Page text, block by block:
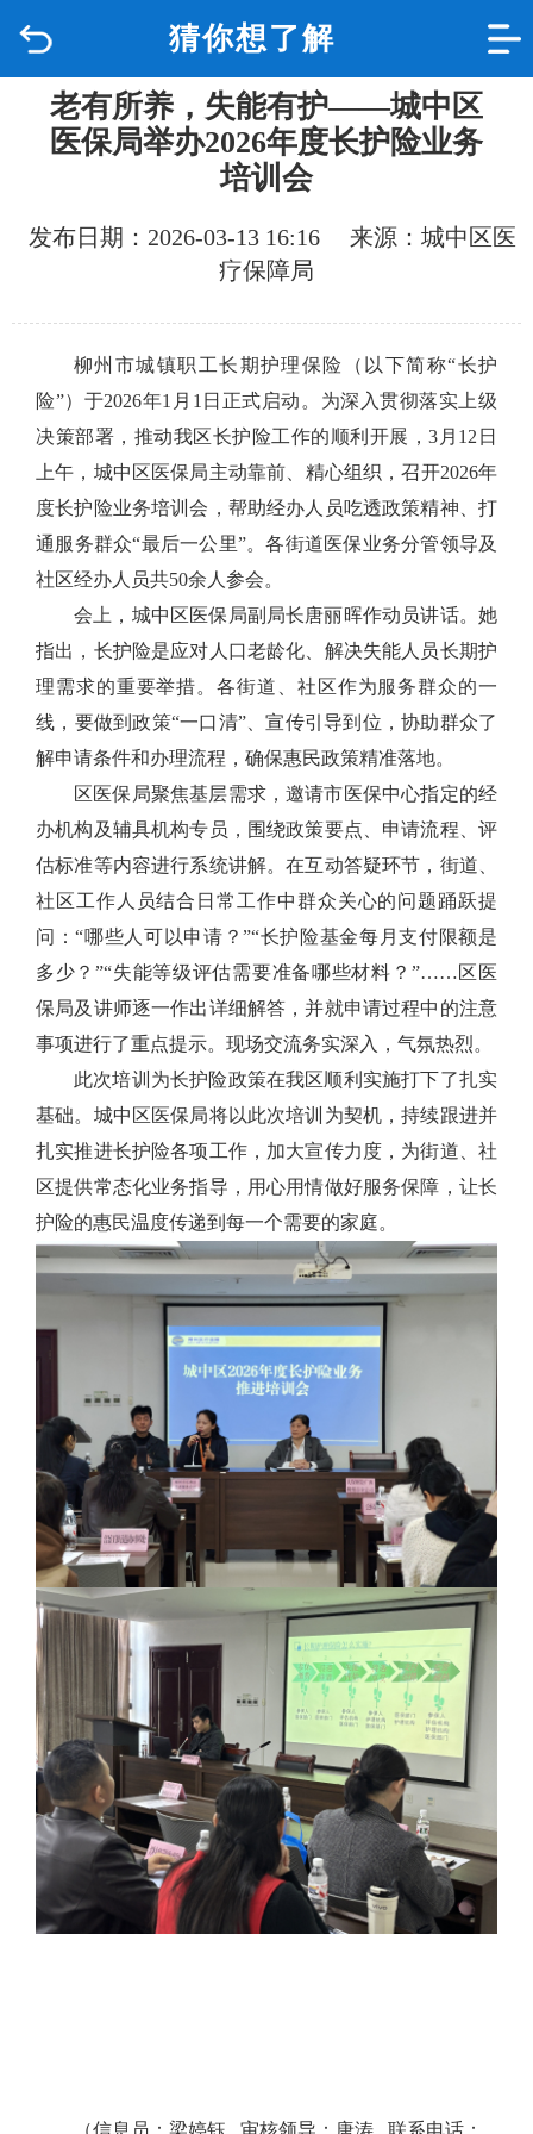
猜你想了解
品质城中
政府信息公开
互动回应
数据专题
老有所养，失能有护——城中区
医保局举办2026年度长护险业务
培训会
发布日期：2026-03-13 16:16 来源：城中区医
疗保障局
柳州市城镇职工长期护理保险（以下简称“长护
险”）于2026年1 月 1 日正式启动。为深入贯彻落实上级
决策部署，推动我区长护险工作的顺利开展，3 月 12 日
上午，城中区医保局主动靠前、精心组织，召开2026年
度长护险业务培训会，帮助经办人员吃透政策精神、打
通服务群众“最后一公里”。各街道医保业务分管领导及
社区经办人员共50余人参会。
会上，城中区医保局副局长唐丽晖作动员讲话。她
指出，长护险是应对人口老龄化、解决失能人员长期护
理需求的重要举措。各街道、社区作为服务群众的一
线，要做到政策“一口清”、宣传引导到位，协助群众了
解申请条件和办理流程，确保惠民政策精准落地。
区医保局聚焦基层需求，邀请市医保中心指定的经
办机构及辅具机构专员，围绕政策要点、申请流程、评
估标准等内容进行系统讲解。在互动答疑环节，街道、
社区工作人员结合日常工作中群众关心的问题踊跃提
问：“哪些人可以申请？”“长护险基金每月支付限额是
多少？”“失能等级评估需要准备哪些材料？”……区医
保局及讲师逐一作出详细解答，并就申请过程中的注意
事项进行了重点提示。现场交流务实深入，气氛热烈。
此次培训为长护险政策在我区顺利实施打下了扎实
基础。城中区医保局将以此次培训为契机，持续跟进并
扎实推进长护险各项工作，加大宣传力度，为街道、社
区提供常态化业务指导，用心用情做好服务保障，让长
护险的惠民温度传递到每一个需要的家庭。
（信息员：梁婷钰 审核领导：唐涛 联系电话：